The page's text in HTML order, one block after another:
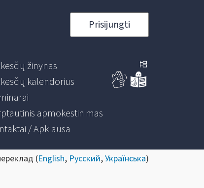
Prisijungti
žinynas
kalendorius
apmokestinimas
/ Apklausa
(English, Русский,Українська)